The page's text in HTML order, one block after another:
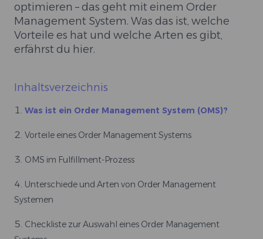
optimieren – das geht mit einem Order
Management System. Was das ist, welche
Vorteile es hat und welche Arten es gibt,
erfährst du hier.
Inhaltsverzeichnis
Was ist ein Order Management System (OMS)?
Vorteile eines Order Management Systems
OMS im Fulfillment-Prozess
Unterschiede und Arten von Order Management
Systemen
Checkliste zur Auswahl eines Order Management